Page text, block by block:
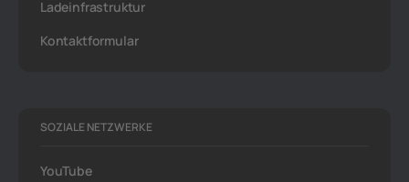
Ladeinfrastruktur
Kontaktformular
SOZIALE NETZWERKE
YouTube